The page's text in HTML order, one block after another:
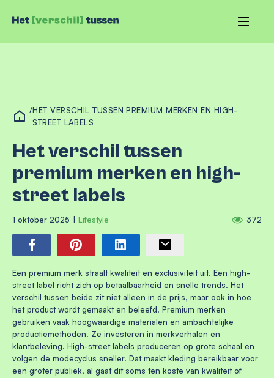
/HET VERSCHIL TUSSEN PREMIUM MERKEN EN HIGH-
STREET LABELS
Het verschil tussen
premium merken en high-
street labels
1 oktober 2025 Lifestyle 372
Een premium merk straalt kwaliteit en exclusiviteit uit. Een high-
street label richt zich op betaalbaarheid en snelle trends. Het
verschil tussen beide zit niet alleen in de prijs, maar ook in hoe
het product wordt gemaakt en beleefd. Premium merken
gebruiken vaak hoogwaardige materialen en ambachtelijke
productiemethoden. Ze investeren in merkverhalen en
klantbeleving. High-street labels produceren op grote schaal en
volgen de modecyclus sneller. Dat maakt kleding bereikbaar voor
een groter publiek, al gaat dit soms ten koste van kwaliteit of